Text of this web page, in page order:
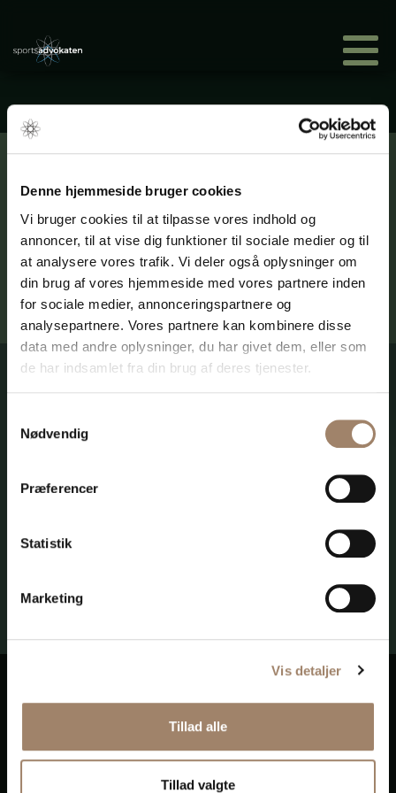
Denne hjemmeside bruger cookies
Vi bruger cookies til at tilpasse vores indhold og
annoncer, til at vise dig funktioner til sociale medier og til
at analysere vores trafik. Vi deler også oplysninger om
din brug af vores hjemmeside med vores partnere inden
for sociale medier, annonceringspartnere og
analysepartnere. Vores partnere kan kombinere disse
data med andre oplysninger, du har givet dem, eller som
de har indsamlet fra din brug af deres tjenester.
Nødvendig
Præferencer
Statistik
Marketing
Vis detaljer
Tillad alle
Tillad valgte
siden:
TILMELD
Heuer
UNIVERSADVOKATER
rnDK-8000 Aarhus C